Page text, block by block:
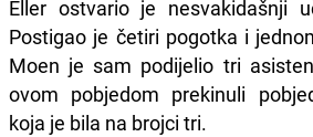
Eller ostvario je nesvakidašnji
Postigao je četiri pogotka i
Moen je sam podijelio tri
ovom pobjedom prekinuli
koja je bila na brojci tri.